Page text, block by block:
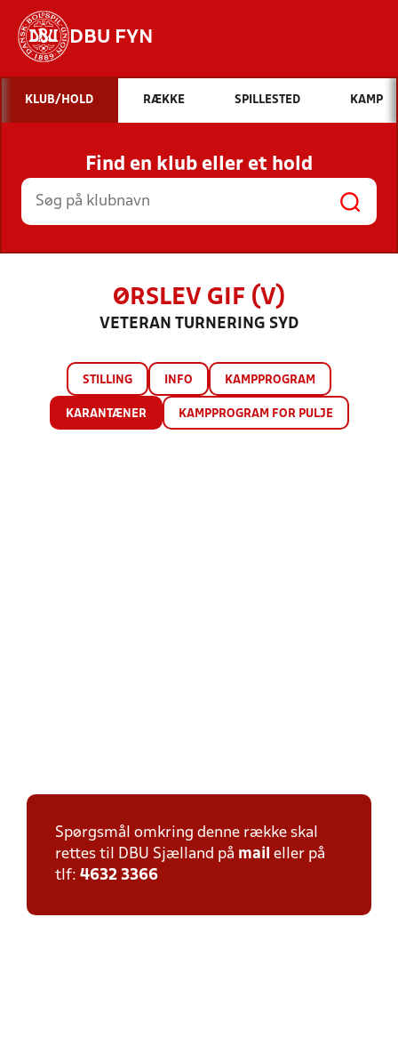
DBU FYN
Hvad vil du søge efter?
INDHOLD OG NYHEDER
STILLINGER, RESULTATER, KLUBBER OG
HOLD
KLUB/HOLD RÆKKE SPILLESTED KAMP
Find en klub eller et hold
ØRSLEV GIF (V)
VETERAN TURNERING SYD
STILLING INFO KAMPPROGRAM
KARANTÆNER KAMPPROGRAM FOR PULJE
Spørgsmål omkring denne række skal
rettes til DBU Sjælland på mail eller på
tlf: 4632 3366